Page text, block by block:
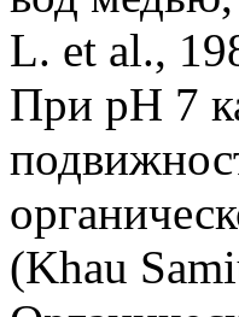
L. et al.,
При pH 7
(Khau